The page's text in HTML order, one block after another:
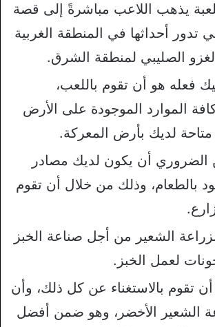
يذهب اللاعب مباشرةً إلى قصة
تدور أحداثها في المنطقة الغربية
الصليبي لمنطقة الشرق.
فعله هو أن تقوم باللعب،
الموارد الموجودة على الأرض
متاحة لديك بأرض المعركة.
الضروري أن يكون لديك مصادر
بالطعام، وذلك من خلال أن تقوم
الشعير من أجل صناعة الخبز
لعمل الخبز.
تقوم بالاستغناء عن كل ذلك، وأن
الشعير الأخضر، وهو ضمن أفضل